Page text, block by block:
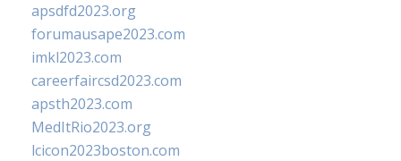
apsdfd2023.org
forumausape2023.com
imkl2023.com
careerfaircsd2023.com
apsth2023.com
MedItRio2023.org
lcicon2023boston.com